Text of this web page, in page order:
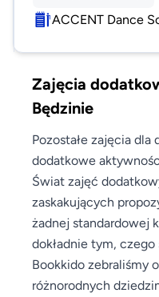
ACCENT Dance
Zajęcia
Będzinie
Pozostałe zajęcia dla
dodatkowe
Świat zajęć
zaskakujących
żadnej standardowej
dokładnie tym,
Bookkido zebraliśmy
różnorodnych